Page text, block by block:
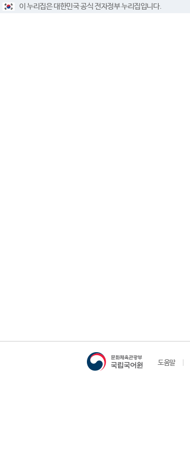
이 누리집은 대한민국 공식 전자정부 누리집입니다.
도움말